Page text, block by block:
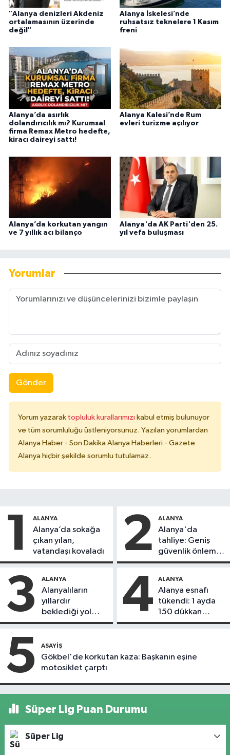
"Alanya denizleri Akdeniz
ortalamasının üzerinde
değil"
Alanya İskelesi’nde
ruhsatsız teknelere 1 Kasım
freni
Alanya’da asırlık
dolandırıcılık mı? Kurumsal
firma Remax Metro hedefte,
kiracı daireyi sattı!
Alanya Kalesi’nde Rum
evleri turizme açılıyor
Alanya’da korkutan yangın
ve 7 yıllık acı bilanço
Alanya'da AK Parti'den 25.
yıl vefa buluşması
Yorumlar
Gönder
Yorum yazarak topluluk kurallarımızı kabul etmiş bulunuyor
ve tüm sorumluluğu üstleniyorsunuz. Yazılan yorumlardan
Alanya Haber - Son Dakika Alanya Haberleri - Gazete
Alanya hiçbir şekilde sorumlu tutulamaz.
1 ALANYA
Alanya’da sokağa
çıkan yılan,
vatandaşı kovaladı
2 ALANYA
Alanya'da
tahliye: Geniş
güvenlik önlemi
alındı
3 ALANYA
Alanyalıların
yıllardır
beklediği yol
askıdan döndü
4 ALANYA
Alanya esnafı
tükendi: 1 ayda
150 dükkan
kapandı
5 ASAYIŞ
Gökbel'de korkutan kaza: Başkanın eşine
motosiklet çarptı
Süper Lig Puan Durumu
Süper Lig